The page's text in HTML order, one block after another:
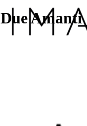
Due Amanti